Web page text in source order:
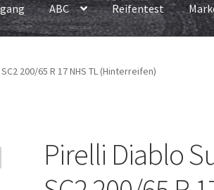
ABC Reifentest
200/65 R 17 NHS TL (Hinterreifen)
Pirelli Diablo